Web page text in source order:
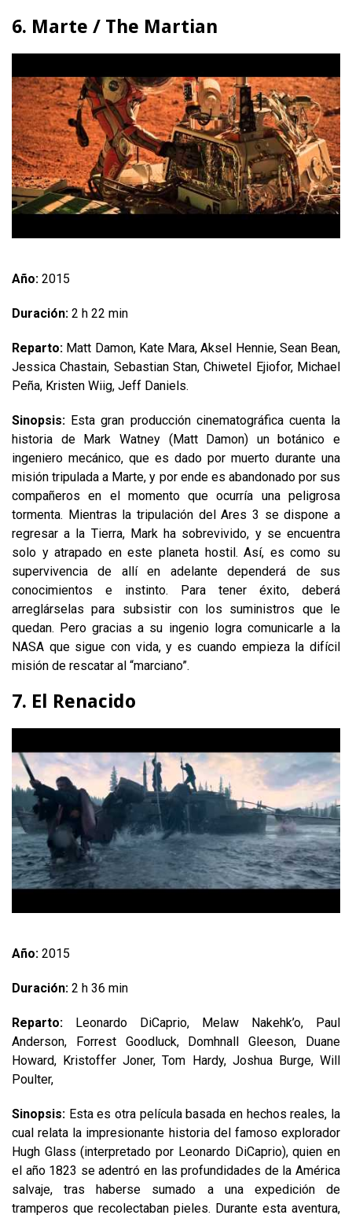
6. Marte / The Martian
Año: 2015
Duración: 2 h 22 min
Reparto: Matt Damon, Kate Mara, Aksel Hennie, Sean Bean,
Jessica Chastain, Sebastian Stan, Chiwetel Ejiofor, Michael
Peña, Kristen Wiig, Jeff Daniels.
Sinopsis: Esta gran producción cinematográfica cuenta la
historia de Mark Watney (Matt Damon) un botánico e
ingeniero mecánico, que es dado por muerto durante una
misión tripulada a Marte, y por ende es abandonado por sus
compañeros en el momento que ocurría una peligrosa
tormenta. Mientras la tripulación del Ares 3 se dispone a
regresar a la Tierra, Mark ha sobrevivido, y se encuentra
solo y atrapado en este planeta hostil. Así, es como su
supervivencia de allí en adelante dependerá de sus
conocimientos e instinto. Para tener éxito, deberá
arreglárselas para subsistir con los suministros que le
quedan. Pero gracias a su ingenio logra comunicarle a la
NASA que sigue con vida, y es cuando empieza la difícil
misión de rescatar al “marciano”.
7. El Renacido
Año: 2015
Duración: 2 h 36 min
Reparto: Leonardo DiCaprio, Melaw Nakehk’o, Paul
Anderson, Forrest Goodluck, Domhnall Gleeson, Duane
Howard, Kristoffer Joner, Tom Hardy, Joshua Burge, Will
Poulter,
Sinopsis: Esta es otra película basada en hechos reales, la
cual relata la impresionante historia del famoso explorador
Hugh Glass (interpretado por Leonardo DiCaprio), quien en
el año 1823 se adentró en las profundidades de la América
salvaje, tras haberse sumado a una expedición de
tramperos que recolectaban pieles. Durante esta aventura,